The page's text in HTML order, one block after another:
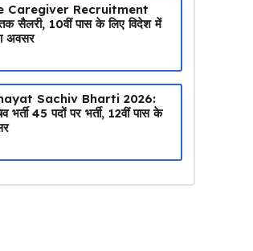
Caregiver Recruitment
सैलरी, 10वीं पास के लिए विदेश में
अवसर
Sachiv Bharti 2026:
भर्ती 45 पदों पर भर्ती, 12वीं पास के